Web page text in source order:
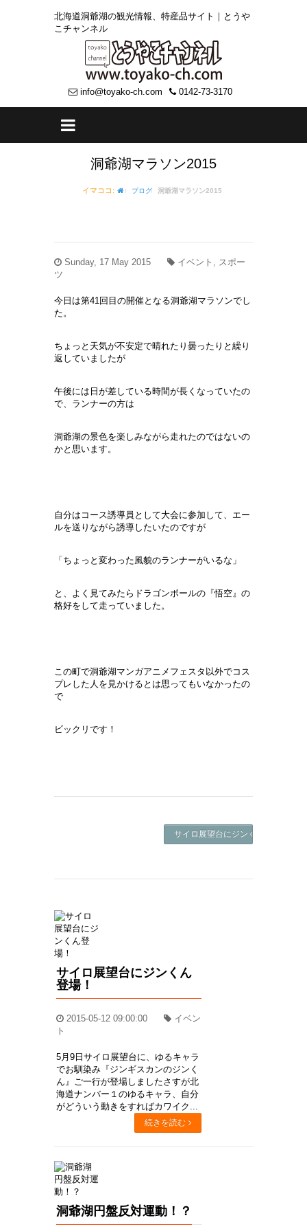
北海道洞爺湖の観光情報、特産品サイト｜とうや
こチャンネル
info@toyako-ch.com 0142-73-3170
洞爺湖マラソン2015
イマココ: ブログ 洞爺湖マラソン2015
Sunday, 17 May 2015
イベント, スポー
ツ
今日は第41回目の開催となる洞爺湖マラソンでし
た。
ちょっと天気が不安定で晴れたり曇ったりと繰り
返していましたが
午後には日が差している時間が長くなっていたの
で、ランナーの方は
洞爺湖の景色を楽しみながら走れたのではないの
かと思います。
自分はコース誘導員として大会に参加して、エー
ルを送りながら誘導したいたのですが
「ちょっと変わった風貌のランナーがいるな」
と、よく見てみたらドラゴンボールの『悟空』の
格好をして走っていました。
この町で洞爺湖マンガアニメフェスタ以外でコス
プレした人を見かけるとは思ってもいなかったの
で
ビックリです！
サイロ展望台にジンくん登場！ ->
サイロ展望台にジンくん
登場！
2015-05-12 09:00:00
イベン
ト
5月9日サイロ展望台に、ゆるキャラ
でお馴染み『ジンギスカンのジンく
ん』ご一行が登場しましたさすが北
海道ナンバー１のゆるキャラ、自分
がどういう動きをすればカワイク...
続きを読む
洞爺湖円盤反対運動！？